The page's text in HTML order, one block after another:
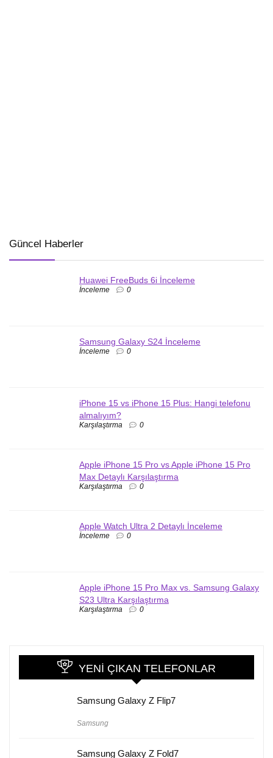
Güncel Haberler
Huawei FreeBuds 6i İnceleme
İnceleme 0
Samsung Galaxy S24 İnceleme
İnceleme 0
iPhone 15 vs iPhone 15 Plus: Hangi telefonu
almalıyım?
Karşılaştırma 0
Apple iPhone 15 Pro vs Apple iPhone 15 Pro
Max Detaylı Karşılaştırma
Karşılaştırma 0
Apple Watch Ultra 2 Detaylı İnceleme
İnceleme 0
Apple iPhone 15 Pro Max vs. Samsung Galaxy
S23 Ultra Karşılaştırma
Karşılaştırma 0
YENI ÇIKAN TELEFONLAR
Samsung Galaxy Z Flip7
Samsung
Samsung Galaxy Z Fold7